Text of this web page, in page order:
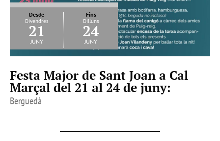
Desde
Divendres
21
juny
Fins
Dilluns
24
juny
Festa Major de Sant Joan a Cal
Marçal del 21 al 24 de juny:
Berguedà